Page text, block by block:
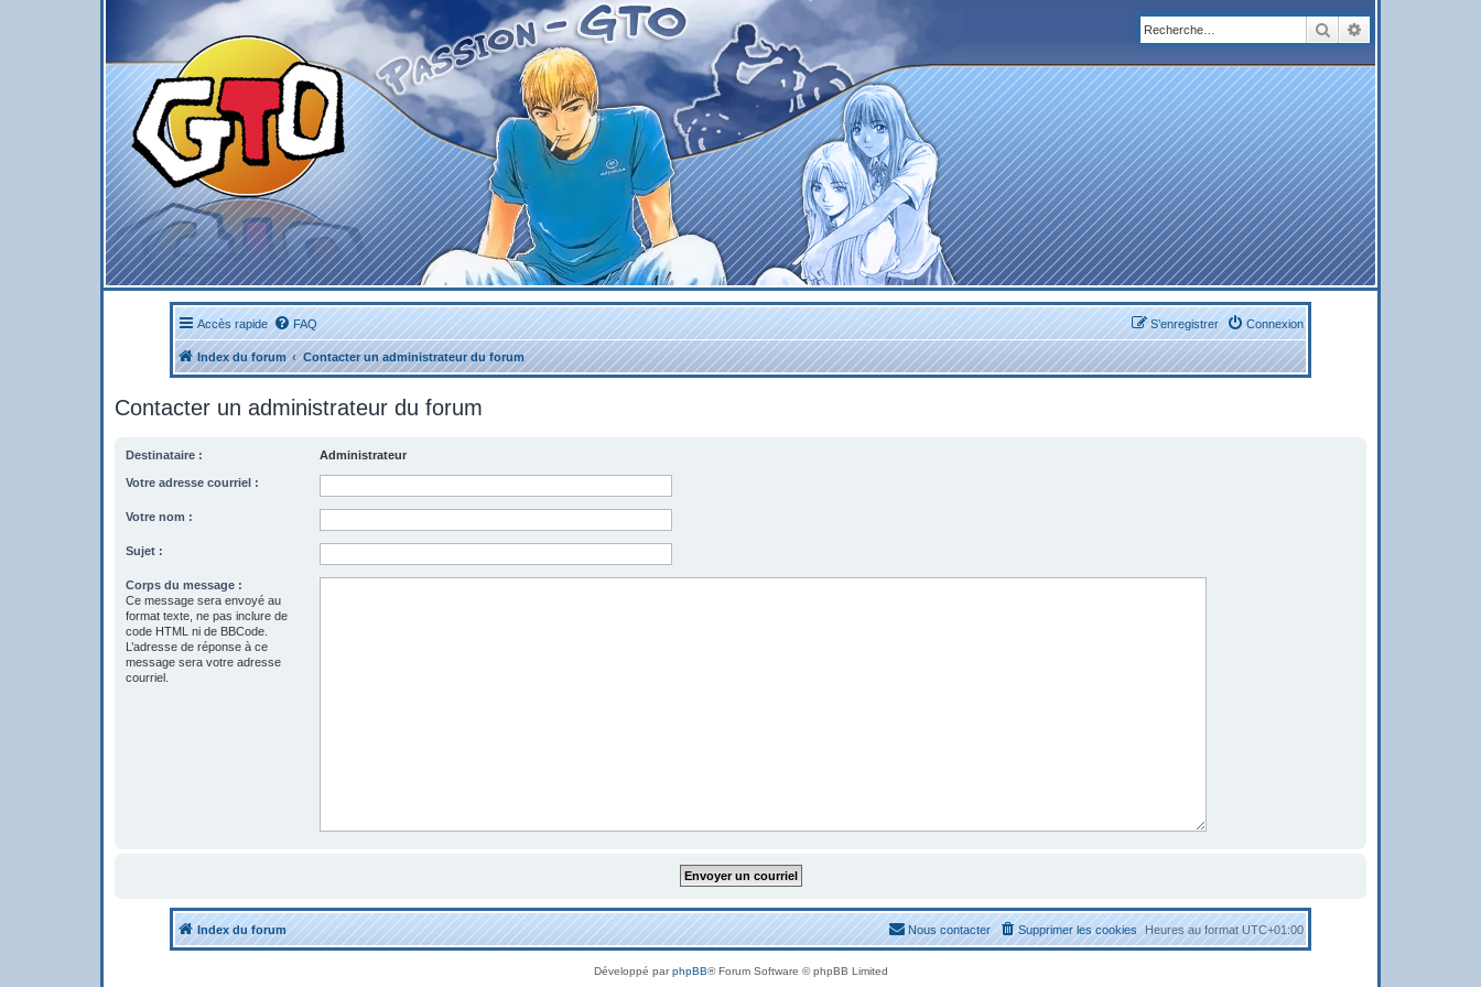
Rechercher
Accès rapide FAQ Connexion
S’enregistrer
Index du forum Contacter un administrateur du forum
Contacter un administrateur du forum
Destinataire : Administrateur
Votre adresse courriel :
Votre nom :
Sujet :
Corps du message :
Ce message sera envoyé au
format texte, ne pas inclure de
code HTML ni de BBCode.
L’adresse de réponse à ce
message sera votre adresse
courriel.
Index du forum Heures au formatUTC+01:00
Supprimer les cookies
Nous contacter
Développé parphpBB® Forum Software © phpBB Limited